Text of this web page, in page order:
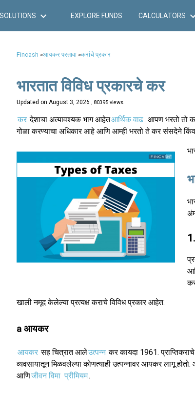
SOLUTIONS EXPLORE FUNDS CALCULATORS
Fincash »आयकर परतावा»करांचे प्रकार
भारतात विविध प्रकारचे कर
Updated on August 3, 2026 , 80395 views
कर देशाचा अत्यावश्यक भाग आहेतआर्थिक वाढ. आपण भरतो तो
गोळा करण्याचा अधिकार आहे आणि आम्ही भरतो ते कर संसदेने किंवा
खाली नमूद केलेल्या प्रत्यक्ष कराचे विविध प्रकार आहेत:
a आयकर
आयकर सह चित्रात आलेउत्पन्न कर कायदा 1961.
व्यवसायातून मिळवलेल्या कोणत्याही उत्पन्नावर आयकर लागू
आणिजीवन विमा प्रीमियम.